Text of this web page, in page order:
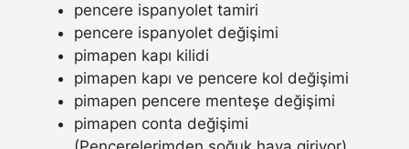
pencere ispanyolet tamiri
pencere ispanyolet değişimi
pimapen kapı kilidi
pimapen kapı ve pencere kol değişimi
pimapen pencere menteşe değişimi
pimapen conta değişimi